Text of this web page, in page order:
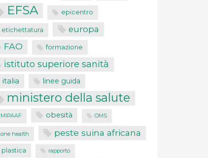
EFSA epicentro
etichettatura europa
FAO formazione
istituto superiore sanità
italia linee guida
ministero della salute
MIPAAF obesità OMS
one health peste suina africana
plastica rapporto